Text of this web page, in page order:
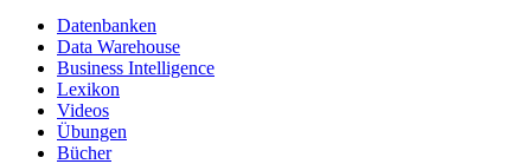
Datenbanken
Data Warehouse
Business Intelligence
Lexikon
Videos
Übungen
Bücher